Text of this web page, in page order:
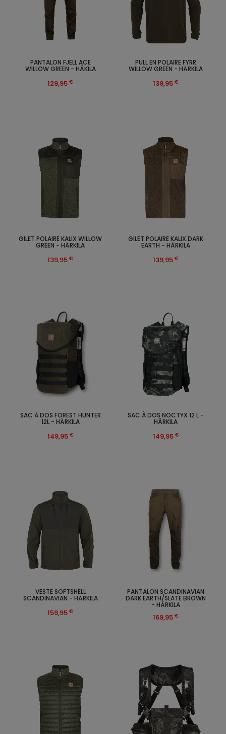
PANTALON SCANDINAVIAN
DARK EARTH/SLATE BROWN
- HÄRKILA
169,95 €
SAC À DOS FOREST HUNTER
12L - HÄRKILA
149,95 €
PANTALON FJELL ACE
WILLOW GREEN - HÄKILA
129,95 €
PULL EN POLAIRE FYRR
WILLOW GREEN - HÄRKILA
139,95 €
VESTE SOFTSHELL
SCANDINAVIAN - HÄRKILA
159,95 €
GILET POLAIRE KALIX WILLOW
GREEN - HÄRKILA
139,95 €
GILET POLAIRE KALIX DARK
EARTH - HÄRKILA
139,95 €
SAC À DOS NOCTYX 12 L -
HÄRKILA
149,95 €